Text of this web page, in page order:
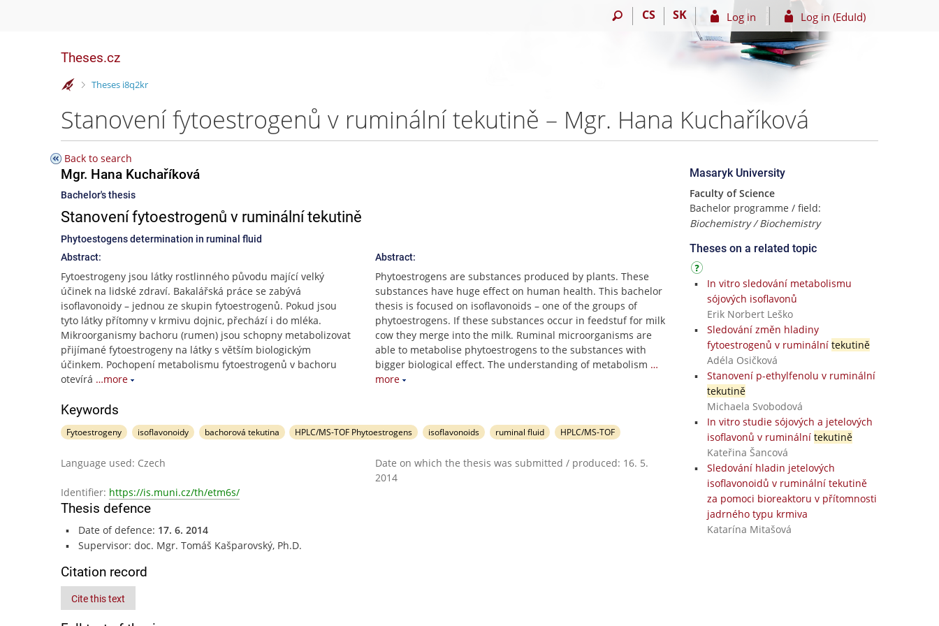
CS SK Log in Log in (EduId)
Theses.cz
>
Theses i8q2kr
Stanovení fytoestrogenů v ruminální tekutině – Mgr. Hana Kuchaříková
Back to search
Mgr. Hana Kuchaříková
Bachelor's thesis
Stanovení fytoestrogenů v ruminální tekutině
Phytoestogens determination in ruminal fluid
Abstract:
Fytoestrogeny jsou látky rostlinného původu mající velký
účinek na lidské zdraví. Bakalářská práce se zabývá
isoflavonoidy – jednou ze skupin fytoestrogenů. Pokud jsou
tyto látky přítomny v krmivu dojnic, přechází i do mléka.
Mikroorganismy bachoru (rumen) jsou schopny metabolizovat
přijímané fytoestrogeny na látky s větším biologickým
účinkem. Pochopení metabolismu fytoestrogenů v bachoru
otevírá …more
Abstract:
Phytoestrogens are substances produced by plants. These
substances have huge effect on human health. This bachelor
thesis is focused on isoflavonoids – one of the groups of
phytoestrogens. If these substances occur in feedstuf for milk
cow they merge into the milk. Ruminal microorganisms are
able to metabolise phytoestrogens to the substances with
bigger biological effect. The understanding of metabolism …
more
Keywords
Fytoestrogeny isoflavonoidy bachorová tekutina HPLC/MS-TOF Phytoestrogens isoflavonoids ruminal fluid HPLC/MS-TOF
Language used: Czech
Date on which the thesis was submitted / produced: 16. 5.
2014
Identifier: https://is.muni.cz/th/etm6s/
Thesis defence
Date of defence: 17. 6. 2014
Supervisor: doc. Mgr. Tomáš Kašparovský, Ph.D.
Citation record
Cite this text
Masaryk University
Faculty of Science
Bachelor programme / field:
Biochemistry / Biochemistry
Theses on a related topic
In vitro sledování metabolismu
sójových isoflavonů
Erik Norbert Leško
Sledování změn hladiny
fytoestrogenů v ruminální tekutině
Adéla Osičková
Stanovení p-ethylfenolu v ruminální
tekutině
Michaela Svobodová
In vitro studie sójových a jetelových
isoflavonů v ruminální tekutině
Kateřina Šancová
Sledování hladin jetelových
isoflavonoidů v ruminální tekutině
za pomoci bioreaktoru v přítomnosti
jadrného typu krmiva
Katarína Mitašová